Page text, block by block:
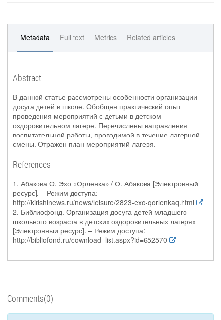
Metadata Full text Metrics Related articles
Abstract
В данной статье рассмотрены особенности организации
досуга детей в школе. Обобщен практический опыт
проведения мероприятий с детьми в детском
оздоровительном лагере. Перечислены направления
воспитательной работы, проводимой в течение лагерной
смены. Отражен план мероприятий лагеря.
References
1. Абакова О. Эхо «Орленка» / О. Абакова [Электронный
ресурс]. – Режим доступа:
http://kirishinews.ru/news/leisure/2823-exo-qorlenkaq.html
2. Библиофонд. Организация досуга детей младшего
школьного возраста в детских оздоровительных лагерях
[Электронный ресурс]. – Режим доступа:
http://bibliofond.ru/download_list.aspx?id=652570
Comments(0)